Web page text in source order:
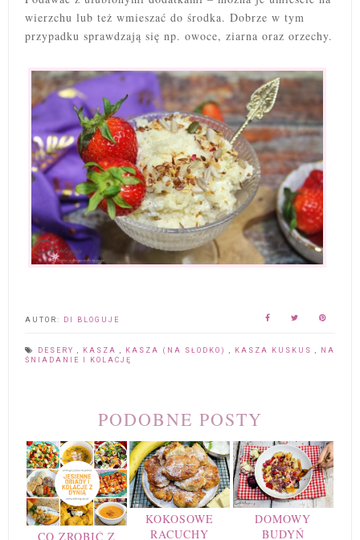
wierzchu lub też wmieszać do środka. Dobrze w tym
przypadku sprawdzają się np. owoce, ziarna oraz orzechy.
AUTOR: DI BLOGUJE
DESERY, KASZA, KASZA (NA SŁODKO) , KASZA KUSKUS ,
NA
ŚNIADANIE I KOLACJĘ
PODOBNE POSTY
CO ZROBIĆ Z
KOKOSOWE
RACUCHY
DOMOWY
BUDYŃ